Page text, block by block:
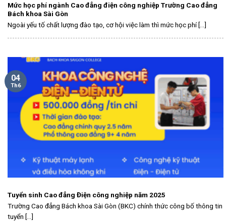
Mức học phí ngành Cao đẳng điện công nghiệp Trường Cao đẳng
Bách khoa Sài Gòn
Ngoài yếu tố chất lượng đào tạo, cơ hội việc làm thì mức học phí [...]
Tuyển sinh Cao đẳng Điện công nghiệp năm 2025
Trường Cao đẳng Bách khoa Sài Gòn (BKC) chính thức công bố thông tin
tuyển [...]
04
Th6